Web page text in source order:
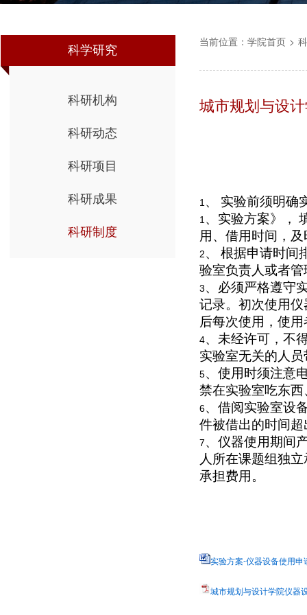
科学研究
科研机构
科研动态
科研项目
科研成果
科研制度
当前位置： 学院首页 >
城市规划与设
1 、 实验前须明确
1 、实验方案》，
用、借用时间，
2、
根据申请时间
验室负责人或者
3、必须严格遵守
记录。初次使用
后每次使用，使
4、未经许可，不
实验室无关的人
5、使用时须注意
禁在实验室吃东
6、借阅实验室设
件被借出的时间超
7、仪器使用期间
人所在课题组独
承担费用。
实验方案-仪器设备使用申
城市规划与设计学院仪器